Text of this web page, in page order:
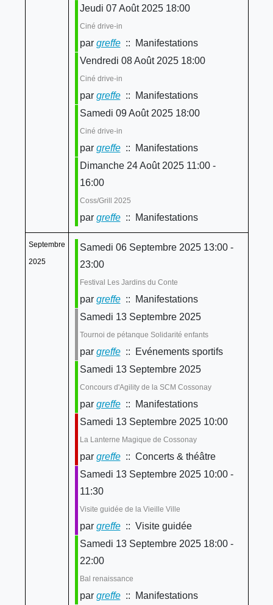
Jeudi 07 Août 2025 18:00
Ciné drive-in
par greffe:: Manifestations
Vendredi 08 Août 2025 18:00
Ciné drive-in
par greffe:: Manifestations
Samedi 09 Août 2025 18:00
Ciné drive-in
par greffe:: Manifestations
Dimanche 24 Août 2025 11:00 -
16:00
Coss/Grill 2025
par greffe:: Manifestations
Septembre
2025
Samedi 06 Septembre 2025 13:00 -
23:00
Festival Les Jardins du Conte
par greffe:: Manifestations
Samedi 13 Septembre 2025
Tournoi de pétanque Solidarité enfants
par greffe:: Evénements sportifs
Samedi 13 Septembre 2025
Concours d'Agility de la SCM Cossonay
par greffe:: Manifestations
Samedi 13 Septembre 2025 10:00
La Lanterne Magique de Cossonay
par greffe:: Concerts & théâtre
Samedi 13 Septembre 2025 10:00 -
11:30
Visite guidée de la Vieille Ville
par greffe:: Visite guidée
Samedi 13 Septembre 2025 18:00 -
22:00
Bal renaissance
par greffe:: Manifestations